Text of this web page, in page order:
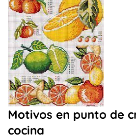
Motivos en punto de
cocina